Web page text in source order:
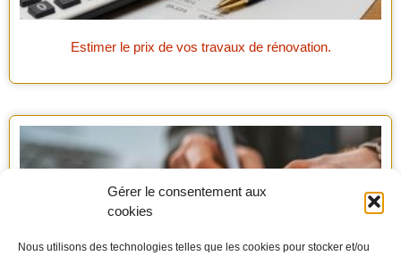
Gérer le consentement aux
cookies
Nous utilisons des technologies telles que les cookies pour stocker et/ou
Estimer le prix de vos travaux de rénovation.